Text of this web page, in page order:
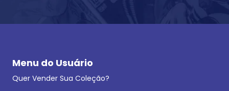
Menu do Usuário
Quer Vender Sua Coleção?